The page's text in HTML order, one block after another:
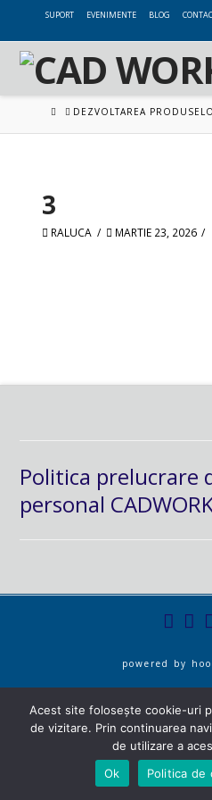
SUPORT EVENIMENTE BLOG
HOMEDEZVOLTAREA
3
RALUCA MARTIE 23, 2026
Politica prelucrare
personal
powered by
Acest site folosește cookie-uri
de vizitare. Prin continuarea
de utilizare a
Ok
Politica de